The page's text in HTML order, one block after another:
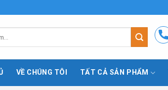
VỀ CHÚNG TÔI TẤT CẢ SẢN PHẨM